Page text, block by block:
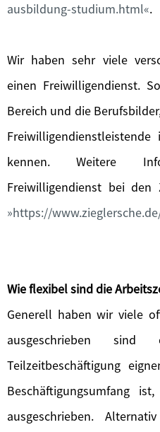
ausbildung-studium.html .
Wir haben sehr viele
einen Freiwilligendienst.
Bereich und die
kennen. Weitere
Freiwilligendienst bei
https://
Wie flexibel sind die
Generell haben wir viele
ausgeschrieben
Teilzeitbeschäftigung
Beschäftigungsumfang
ausgeschrieben.